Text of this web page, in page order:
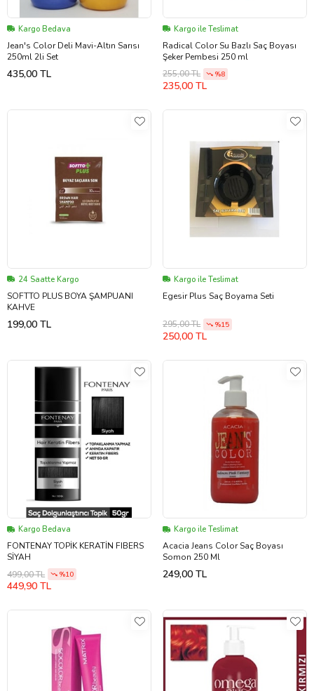
Kargo Bedava
Jean's Color Deli Mavi-Altın Sarısı
250ml 2li Set
435,00 TL
Kargo ile Teslimat
Radical Color Su Bazlı Saç Boyası
Şeker Pembesi 250 ml
255,00 TL
%8
235,00 TL
24 Saatte Kargo
SOFTTO PLUS BOYA ŞAMPUANI
KAHVE
199,00 TL
Kargo ile Teslimat
Egesir Plus Saç Boyama Seti
295,00 TL %15
250,00 TL
Kargo Bedava
FONTENAY TOPİK KERATİN FIBERS
SİYAH
499,00 TL
%10
449,90 TL
Kargo ile Teslimat
Acacia Jeans Color Saç Boyası
Somon 250 Ml
249,00 TL